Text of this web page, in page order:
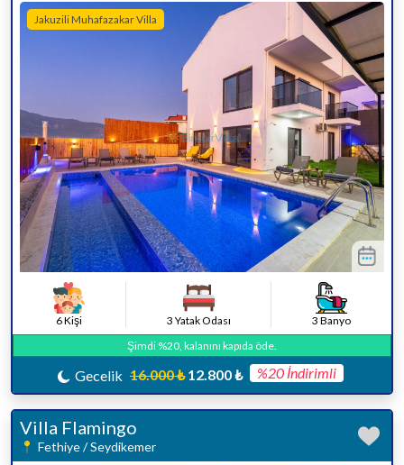
Jakuzili Muhafazakar Villa
6 Kişi 3 Yatak Odası
3 Banyo
Şimdi %20, kalanını kapıda öde.
Gecelik 16.000 ₺ 12.800 ₺ %20 İndirimli
Villa Flamingo
Fethiye / Seydikemer